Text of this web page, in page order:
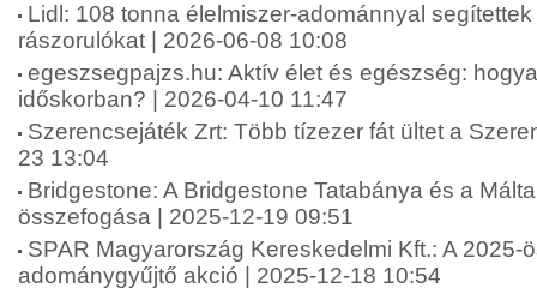
Lidl: 108 tonna élelmiszer-adománnyal
rászorulókat | 2026-06-08 10:08
egeszsegpajzs.hu: Aktív élet és egészség:
időskorban? | 2026-04-10 11:47
Szerencsejáték Zrt: Több tízezer fát ültet a
23 13:04
Bridgestone: A Bridgestone Tatabánya és a
összefogása | 2025-12-19 09:51
SPAR Magyarország Kereskedelmi Kft.: A 2025-
adománygyűjtő akció | 2025-12-18 10:54